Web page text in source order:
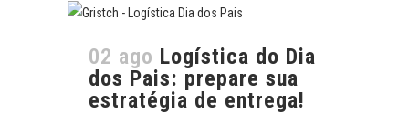
02 ago Logística do Dia
dos Pais: prepare sua
estratégia de entrega!